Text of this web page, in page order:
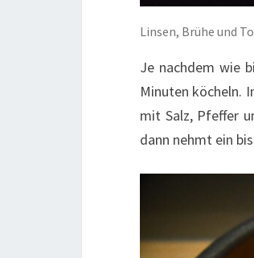
Linsen, Brühe und
Je nachdem wie
Minuten köcheln.
mit Salz, Pfeffer
dann nehmt ein